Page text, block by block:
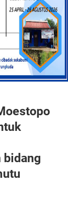
bidang